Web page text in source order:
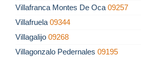
Villafranca Montes De Oca 09257
Villafruela 09344
Villagalijo 09268
Villagonzalo Pedernales 09195